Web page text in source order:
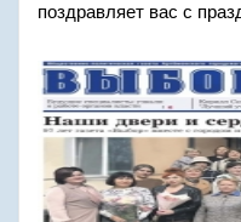
поздравляет вас с